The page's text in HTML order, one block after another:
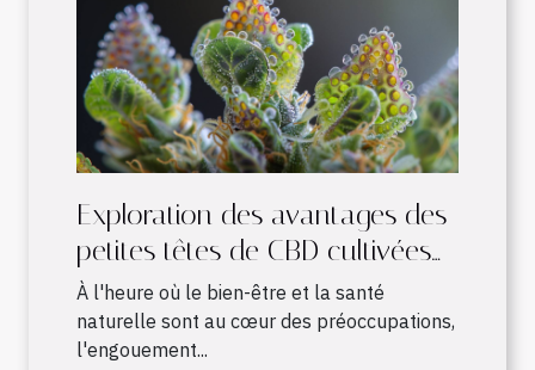
Exploration des avantages des
petites têtes de CBD cultivées
en intérieur
À l'heure où le bien-être et la santé
naturelle sont au cœur des préoccupations,
l'engouement...